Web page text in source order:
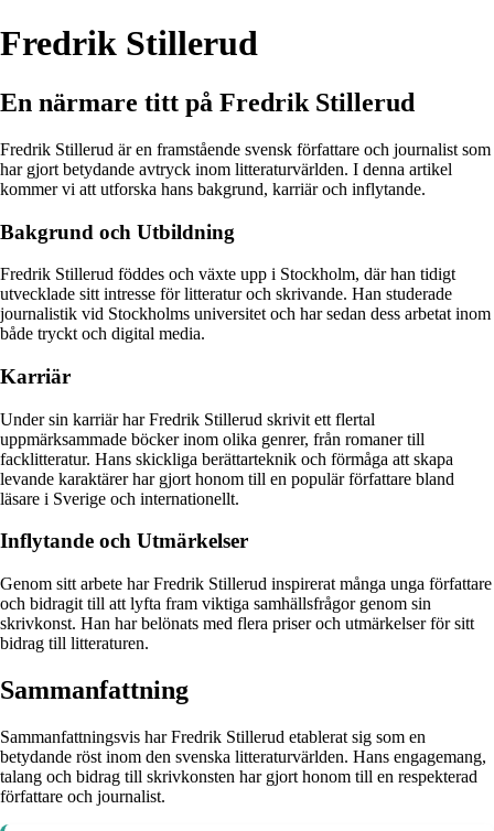
Fredrik Stillerud
En närmare titt på Fredrik Stillerud
Fredrik Stillerud är en framstående svensk författare och journalist som
har gjort betydande avtryck inom litteraturvärlden. I denna artikel
kommer vi att utforska hans bakgrund, karriär och inflytande.
Bakgrund och Utbildning
Fredrik Stillerud föddes och växte upp i Stockholm, där han tidigt
utvecklade sitt intresse för litteratur och skrivande. Han studerade
journalistik vid Stockholms universitet och har sedan dess arbetat inom
både tryckt och digital media.
Karriär
Under sin karriär har Fredrik Stillerud skrivit ett flertal
uppmärksammade böcker inom olika genrer, från romaner till
facklitteratur. Hans skickliga berättarteknik och förmåga att skapa
levande karaktärer har gjort honom till en populär författare bland
läsare i Sverige och internationellt.
Inflytande och Utmärkelser
Genom sitt arbete har Fredrik Stillerud inspirerat många unga författare
och bidragit till att lyfta fram viktiga samhällsfrågor genom sin
skrivkonst. Han har belönats med flera priser och utmärkelser för sitt
bidrag till litteraturen.
Sammanfattning
Sammanfattningsvis har Fredrik Stillerud etablerat sig som en
betydande röst inom den svenska litteraturvärlden. Hans engagemang,
talang och bidrag till skrivkonsten har gjort honom till en respekterad
författare och journalist.